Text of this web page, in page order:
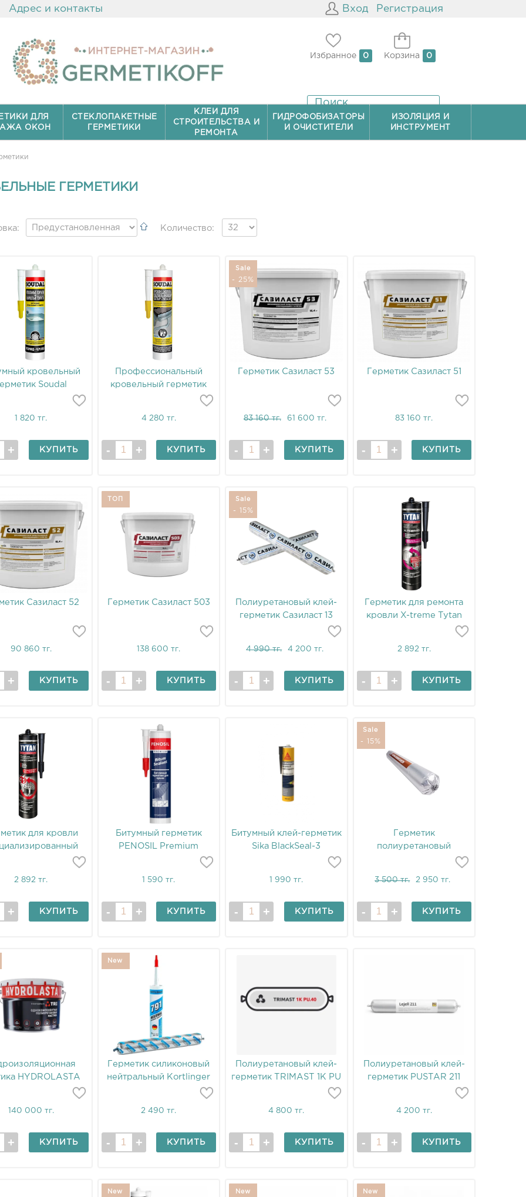
Адрес и контакты Вход Регистрация
Избранное 0 Корзина 0
ДЛЯ
ОКОН
СТЕКЛОПАКЕТНЫЕ
ГЕРМЕТИКИ
КЛЕИ ДЛЯ
СТРОИТЕЛЬСТВА И
РЕМОНТА
ГИДРОФОБИЗАТОРЫ
И ОЧИСТИТЕЛИ
ИЗОЛЯЦИЯ И
ИНСТРУМЕНТ
ГЕРМЕТИКИ
Количество:
кровельный
Soudal
1 820 тг.
КУПИТЬ
Профессиональный
кровельный герметик
4 280 тг.
КУПИТЬ
- 25%
Sale
Герметик Сазиласт 53
83 160 тг. 61 600 тг.
КУПИТЬ
Герметик Сазиласт 51
83 160 тг.
КУПИТЬ
Сазиласт 52
90 860 тг.
КУПИТЬ
ТОП
Герметик Сазиласт 503
138 600 тг.
КУПИТЬ
- 15%
Sale
Полиуретановый клей-
герметик Сазиласт 13
4 990 тг. 4 200 тг.
КУПИТЬ
Герметик для ремонта
кровли X-treme Tytan
2 892 тг.
КУПИТЬ
для кровли
2 892 тг.
КУПИТЬ
Битумный герметик
PENOSIL Premium
1 590 тг.
КУПИТЬ
Битумный клей-герметик
Sika BlackSeal-3
1 990 тг.
КУПИТЬ
- 15%
Sale
Герметик
полиуретановый
3 500 тг. 2 950 тг.
КУПИТЬ
HYDROLASTA
140 000 тг.
КУПИТЬ
New
Герметик силиконовый
нейтральный Kortlinger
2 490 тг.
КУПИТЬ
Полиуретановый клей-
герметик TRIMAST 1K PU
4 800 тг.
КУПИТЬ
Полиуретановый клей-
герметик PUSTAR 211
4 200 тг.
КУПИТЬ
New New New